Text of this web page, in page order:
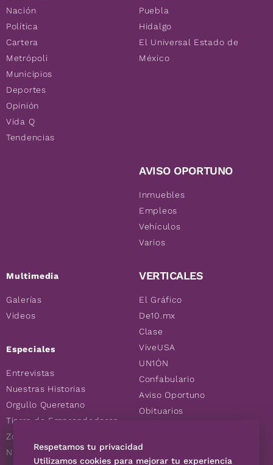
Nación
Política
Cartera
Metrópoli
Municipios
Deportes
Opinión
Vida Q
Tendencias
Multimedia
Galerías
Videos
Especiales
Entrevistas
Nuestras Historias
Orgullo Queretano
Tierra de Emprendedores
Zoociales
Nuevos Queretanos
Puebla
Hidalgo
El Universal Estado de
México
AVISO OPORTUNO
Inmuebles
Empleos
Vehículos
Varios
VERTICALES
El Gráfico
De10.mx
Clase
ViveUSA
UN1ÓN
Confabulario
Aviso Oportuno
Obituarios
Consultas
Respetamos tu privacidad
Utilizamos cookies para mejorar tu experiencia